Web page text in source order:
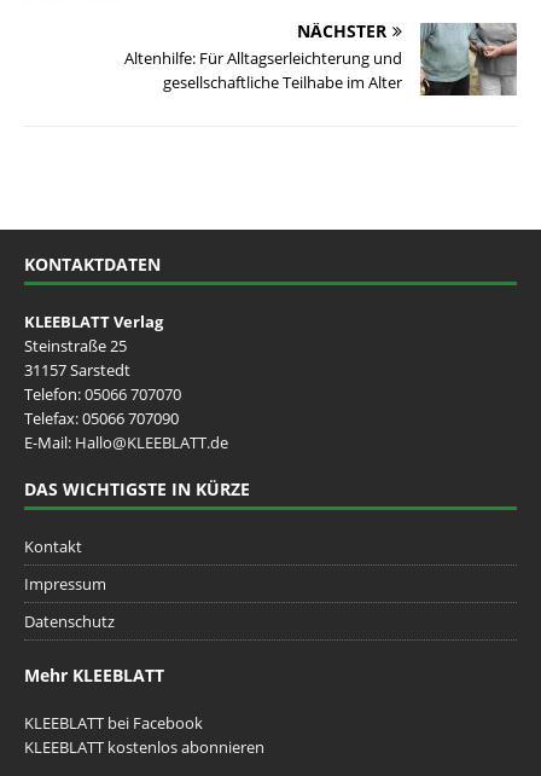
NÄCHSTER
Altenhilfe: Für Alltagserleichterung und
gesellschaftliche Teilhabe im Alter
KONTAKTDATEN
KLEEBLATT Verlag
Steinstraße 25
31157 Sarstedt
Telefon:05066 707070
Telefax: 05066 707090
E-Mail: Hallo@KLEEBLATT.de
DAS WICHTIGSTE IN KÜRZE
Kontakt
Impressum
Datenschutz
Mehr KLEEBLATT
KLEEBLATT bei Facebook
KLEEBLATT kostenlos abonnieren